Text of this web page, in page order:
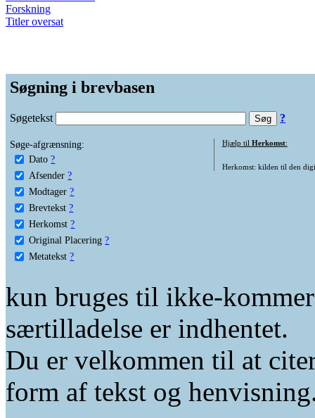
Forskning
Titler oversat
Søgning i brevbasen
Søgetekst ?
Søge-afgrænsning:
Dato ?
Afsender ?
Modtager ?
Brevtekst ?
Herkomst ?
Original Placering ?
Metatekst ?
Hjælp til Herkomst:
Herkomst: kilden til den
kun bruges til ikke-
særtilladelse er indhentet.
Du er velkommen til at
form af tekst og